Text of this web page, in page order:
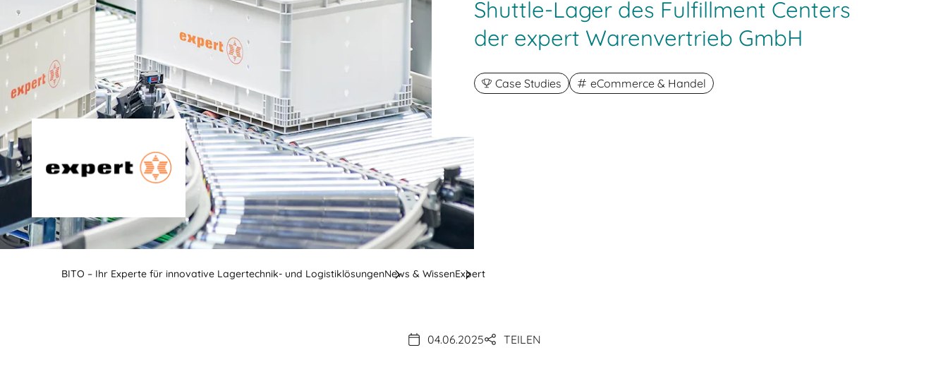
Shuttle-Lager des Fulfillment Centers
der expert Warenvertrieb GmbH
Case Studies eCommerce & Handel
BITO – Ihr Experte für innovative Lagertechnik- und LogistiklösungenNews & WissenExpert
04.06.2025 TEILEN